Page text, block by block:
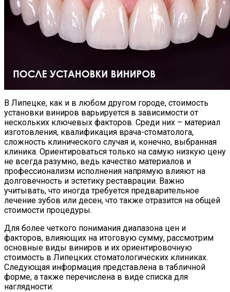
В Липецке, как и в любом другом городе, стоимость
установки виниров варьируется в зависимости от
нескольких ключевых факторов. Среди них – материал
изготовления, квалификация врача-стоматолога,
сложность клинического случая и, конечно, выбранная
клиника. Ориентироваться только на самую низкую цену
не всегда разумно, ведь качество материалов и
профессионализм исполнения напрямую влияют на
долговечность и эстетику реставрации. Важно
учитывать, что иногда требуется предварительное
лечение зубов или десен, что также отразится на общей
стоимости процедуры.
Для более четкого понимания диапазона цен и
факторов, влияющих на итоговую сумму, рассмотрим
основные виды виниров и их ориентировочную
стоимость в Липецких стоматологических клиниках.
Следующая информация представлена в табличной
форме, а также перечислена в виде списка для
наглядности: